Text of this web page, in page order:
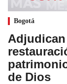
Bogotá
de Dios